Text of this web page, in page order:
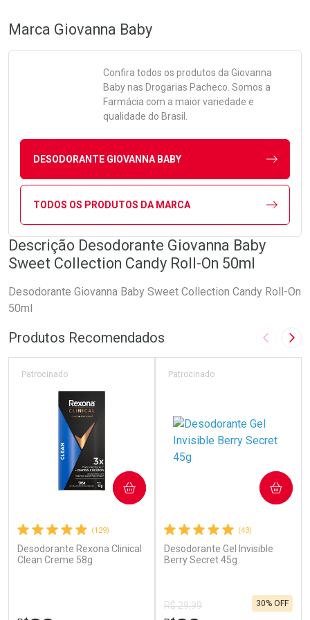
Marca Giovanna Baby
Confira todos os produtos da Giovanna
Babynas Drogarias Pacheco. Somos a
Farmácia com a maior variedade e
qualidade do Brasil.
DESODORANTE GIOVANNA BABY
TODOS OS PRODUTOS DA MARCA
Descrição Desodorante Giovanna Baby
Sweet Collection Candy Roll-On 50ml
Desodorante Giovanna Baby Sweet Collection Candy Roll-On
50ml
Produtos Recomendados Imagem
(129)
Desodorante Rexona Clinical
Clean Creme 58g
Patrocinado
COMPRAR
(43)
Desodorante Gel Invisible
Berry Secret 45g
Patrocinado
R$ 29,99
30% OFF
COMPRAR